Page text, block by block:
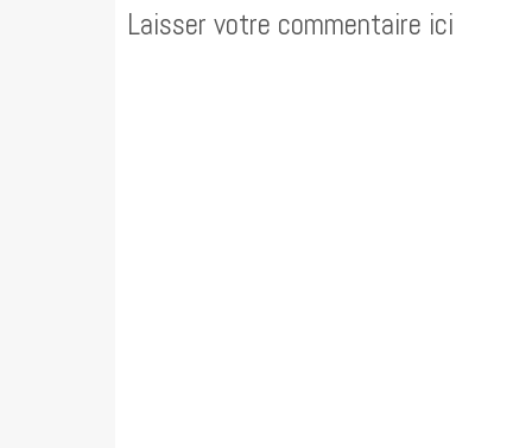
Laisser votre commentaire ici